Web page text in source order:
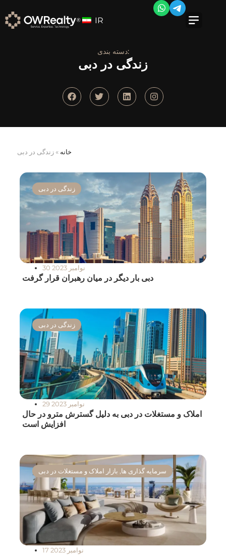
IR
دسته بندی:
زندگی در دبی
خانه » زندگی در دبی
زندگی در دبی
30 نوامبر 2023
دبی بار دیگر در میان رهبران قرار گرفت
زندگی در دبی
29 نوامبر 2023
املاک و مستغلات در دبی به دلیل گسترش مترو در حال
افزایش است
سرمایه گذاری ها, بازار املاک و مستغلات در دبی
17 نوامبر 2023